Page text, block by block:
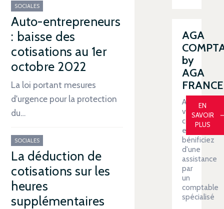
SOCIALES
Auto-entrepreneurs
: baisse des
cotisations au 1er
octobre 2022
La loi portant mesures
d'urgence pour la protection
du…
SOCIALES
La déduction de
cotisations sur les
heures
supplémentaires
AGA
by
AGA
FRANCE
Automatiser
votre
comptabilité
et
bénificiez
d'une
assistance
par
un
comptable
spécialisé
EN
SAVOIR
PLUS